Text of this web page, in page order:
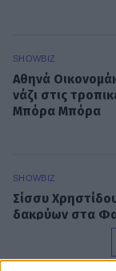
SHOWBIZ
Αθηνά
νάζι στις
Μπόρα Μπόρα
SHOWBIZ
Σίσσυ
δακρύων στα